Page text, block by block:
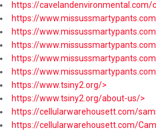
https://cavelandenvironmental.com/
https://
https://
https://
https://
https://
https://www.tsiny2.org/>
https://www.tsiny2.org/about-us/>
https://cellularwarehousett.com/
https://cellularwarehousett.com/